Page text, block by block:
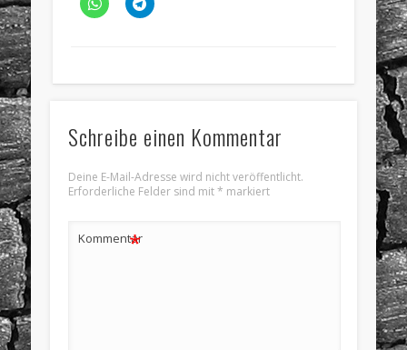
Schreibe einen Kommentar
Deine E-Mail-Adresse wird nicht veröffentlicht.
Erforderliche Felder sind mit* markiert
Kommentar
*